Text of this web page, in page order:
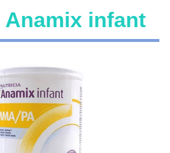
Anamix infant